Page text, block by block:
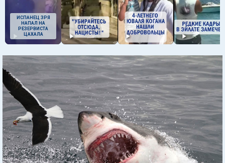
ИСПАНЕЦ ЗРЯ
НАПАЛ НА
РЕЗЕРВИСТА
ЦАХАЛА